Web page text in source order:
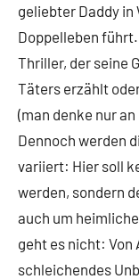
geliebter Daddy
Doppelleben
Thriller, der seine
Täters erzählt
(man denke nur an
Dennoch werden
variiert: Hier soll
werden, sondern
auch um
geht es nicht: Von
schleichendes